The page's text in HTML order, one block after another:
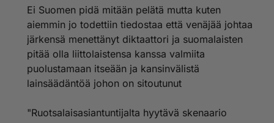
Ei Suomen pidä mitään pelätä mutta kuten
aiemmin jo todettiin tiedostaa että venäjää johtaa
järkensä menettänyt diktaattori ja suomalaisten
pitää olla liittolaistensa kanssa valmiita
puolustamaan itseään ja kansinvälistä
lainsäädäntöä johon on sitoutunut
"Ruotsalaisasiantuntijalta hyytävä skenaario